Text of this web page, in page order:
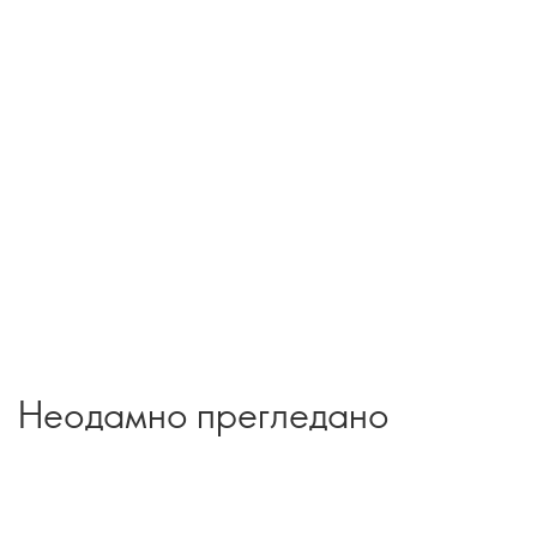
Неодамно прегледано